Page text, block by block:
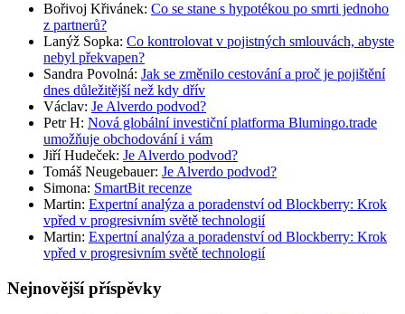
Bořivoj Křivánek: Co se stane s hypotékou po smrti jednoho
z partnerů?
Lanýž Sopka: Co kontrolovat v pojistných smlouvách, abyste
nebyl překvapen?
Sandra Povolná: Jak se změnilo cestování a proč je pojištění
dnes důležitější než kdy dřív
Václav: Je Alverdo podvod?
Petr H: Nová globální investiční platforma Blumingo.trade
umožňuje obchodování i vám
Jiří Hudeček: Je Alverdo podvod?
Tomáš Neugebauer: Je Alverdo podvod?
Simona: SmartBit recenze
Martin: Expertní analýza a poradenství od Blockberry: Krok
vpřed v progresivním světě technologií
Martin: Expertní analýza a poradenství od Blockberry: Krok
vpřed v progresivním světě technologií
Nejnovější příspěvky